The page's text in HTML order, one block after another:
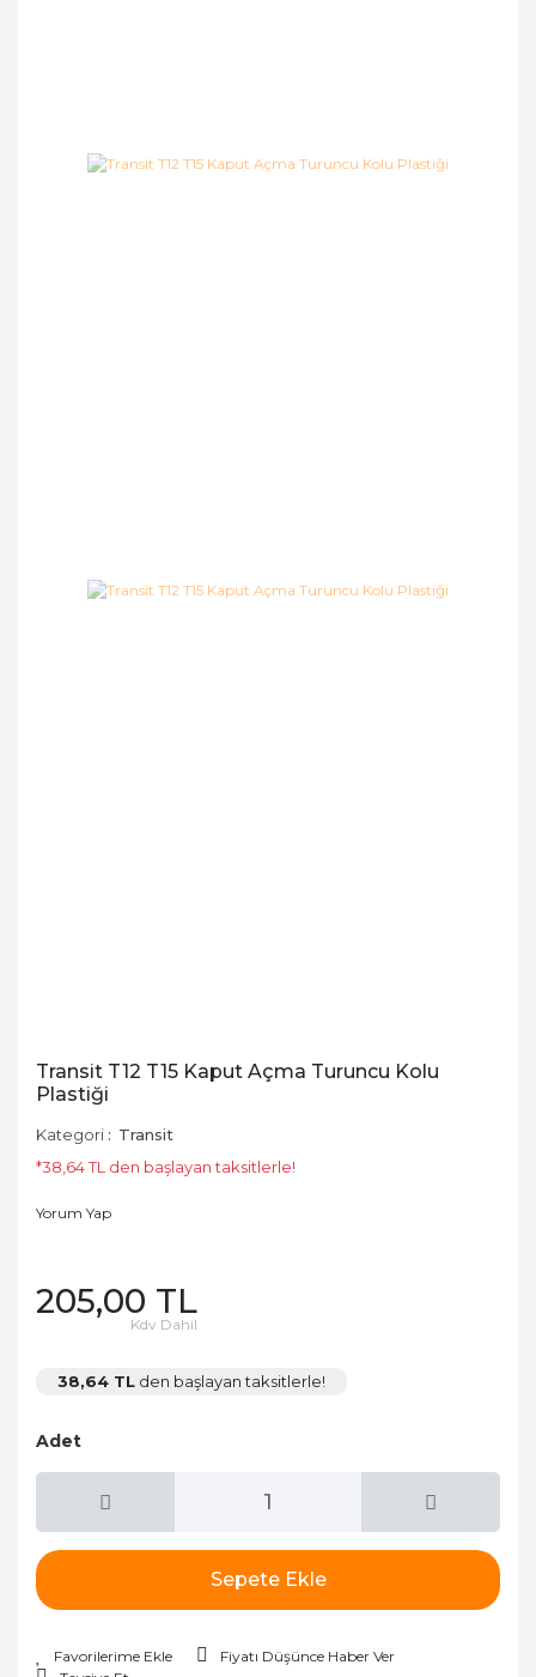
Transit T12 T15 Kaput Açma Turuncu Kolu
Plastiği
Kategori
Transit
*38,64 TL den başlayan taksitlerle!
Yorum Yap
205,00 TL
Kdv Dahil
38,64 TL den başlayan taksitlerle!
Adet
Sepete Ekle
Fiyatı Düşünce Haber Ver